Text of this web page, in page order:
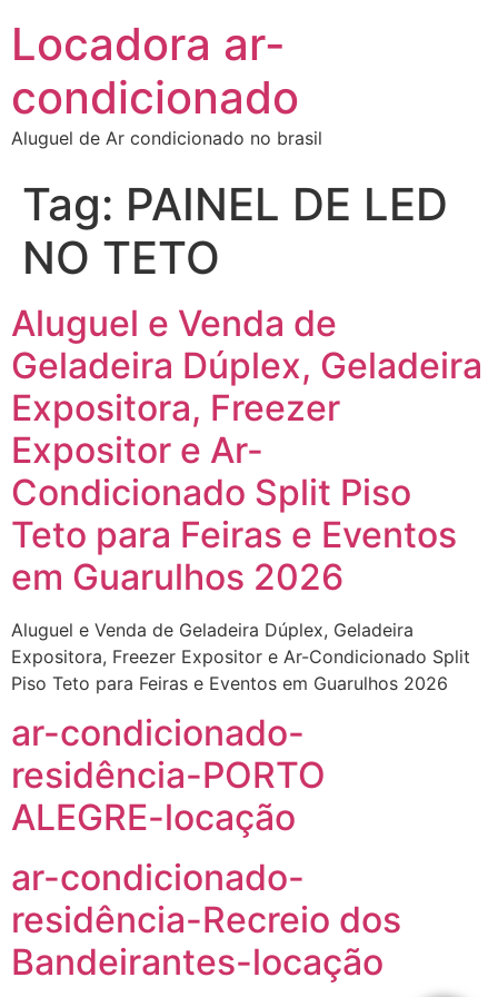
Locadora ar-
condicionado
Aluguel de Ar condicionado no brasil
Tag: PAINEL DE LED
NO TETO
Aluguel e Venda de
Geladeira Dúplex, Geladeira
Expositora, Freezer
Expositor e Ar-
Condicionado Split Piso
Teto para Feiras e Eventos
em Guarulhos 2026
Aluguel e Venda de Geladeira Dúplex, Geladeira
Expositora, Freezer Expositor e Ar-Condicionado Split
Piso Teto para Feiras e Eventos em Guarulhos 2026
ar-condicionado-
residência-PORTO
ALEGRE-locação
ar-condicionado-
residência-Recreio dos
Bandeirantes-locação